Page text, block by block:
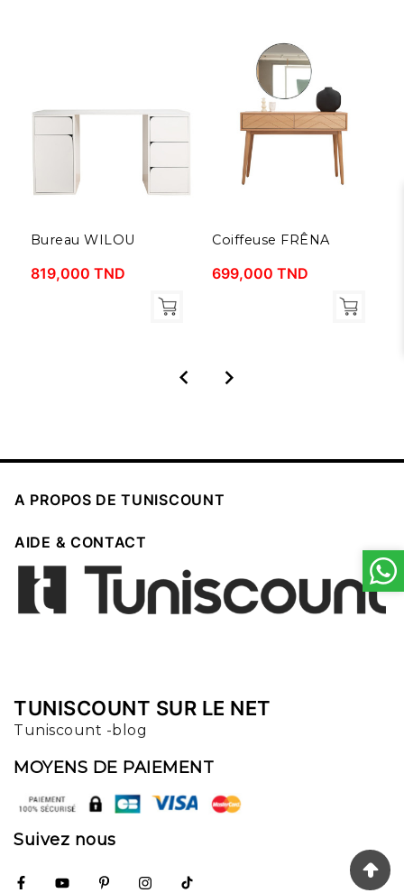
Bureau WILOU
819,000 TND
Coiffeuse FRÊNA
699,000 TND
 
A PROPOS DE TUNISCOUNT
AIDE & CONTACT
TUNISCOUNT SUR LE NET
Tuniscount -blog
MOYENS DE PAIEMENT
Suivez nous